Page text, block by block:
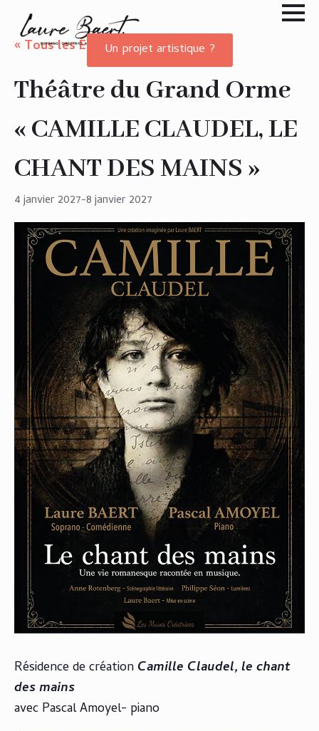
Un projet artistique ?
« Tous les Évènements
Théâtre du Grand Orme
« CAMILLE CLAUDEL, LE
CHANT DES MAINS »
4 janvier 2027-8 janvier 2027
Résidence de création Camille Claudel, le chant
des mains
avec Pascal Amoyel- piano